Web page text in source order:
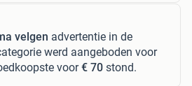
velgen advertentie in de
werd aangeboden voor
voor€ 70 stond.